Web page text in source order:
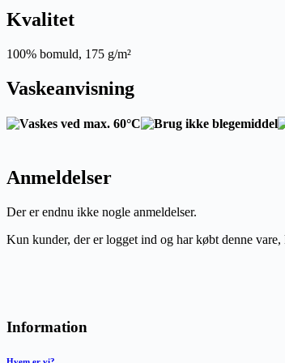
Kvalitet
100% bomuld, 175 g/m²
Vaskeanvisning
Anmeldelser
Der er endnu ikke nogle anmeldelser.
Kun kunder, der er logget ind og har købt denne vare,
Information